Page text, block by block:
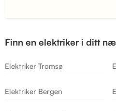
Finn en elektriker i ditt
Elektriker Tromsø
Elektriker Bergen